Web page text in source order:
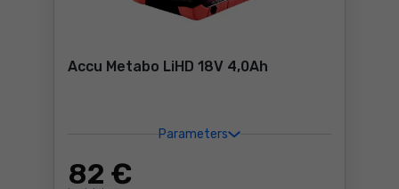
Accu Metabo LiHD 18V 4,0Ah
Parameters
82 €